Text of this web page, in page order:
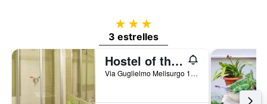
3 estrelles
3 estrelles
Hostel of the Sun
Via Guglielmo Melisurgo 15, Nàpols, Naples, Itàlia